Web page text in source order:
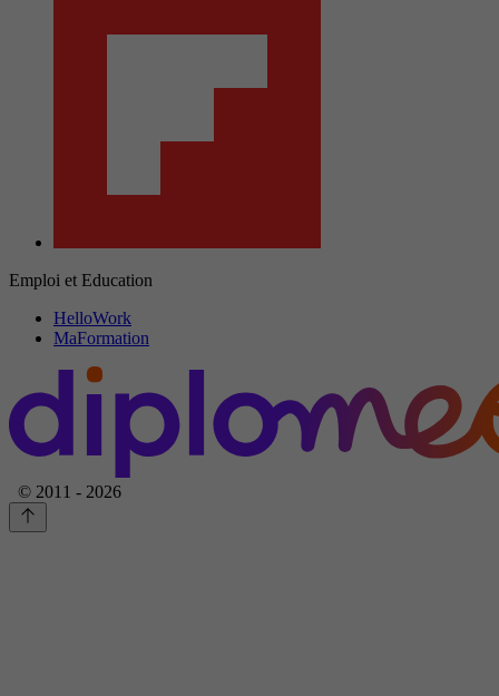
Emploi et Education
HelloWork
MaFormation
© 2011 - 2026